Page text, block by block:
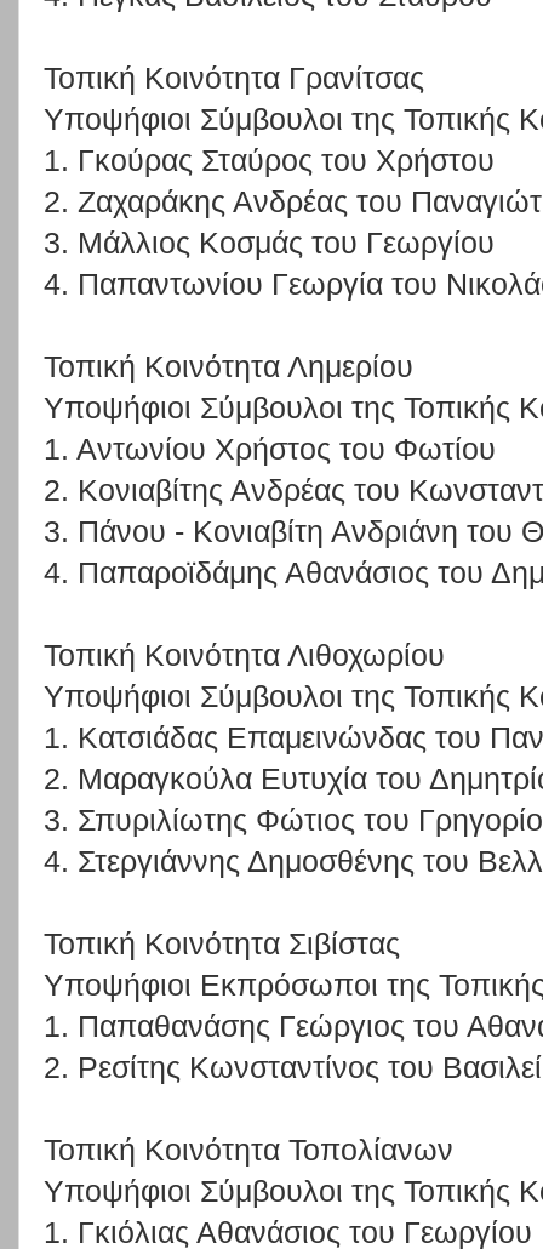
Τοπική Κοινότητα Γρανίτσας
Υποψήφιοι Σύμβουλοι της Τοπικής
1. Γκούρας Σταύρος του Χρήστου
2. Ζαχαράκης Ανδρέας του
3. Μάλλιος Κοσμάς του Γεωργίου
4. Παπαντωνίου Γεωργία του
Τοπική Κοινότητα Λημερίου
Υποψήφιοι Σύμβουλοι της Τοπικής
1. Αντωνίου Χρήστος του Φωτίου
2. Κονιαβίτης Ανδρέας του
3. Πάνου - Κονιαβίτη Ανδριάνη του
4. Παπαροϊδάμης Αθανάσιος του
Τοπική Κοινότητα Λιθοχωρίου
Υποψήφιοι Σύμβουλοι της Τοπικής
1. Κατσιάδας Επαμεινώνδας του
2. Μαραγκούλα Ευτυχία του
3. Σπυριλίωτης Φώτιος του
4. Στεργιάννης Δημοσθένης του
Τοπική Κοινότητα Σιβίστας
Υποψήφιοι Εκπρόσωποι της
1. Παπαθανάσης Γεώργιος του
2. Ρεσίτης Κωνσταντίνος του
Τοπική Κοινότητα Τοπολίανων
Υποψήφιοι Σύμβουλοι της Τοπικής
1. Γκιόλιας Αθανάσιος του Γεωργίου